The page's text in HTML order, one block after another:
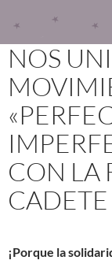
NOS
CON LA
CADETE
¡Porque la